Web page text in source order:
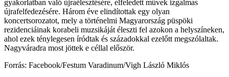
gyakorlatban való újraélesztésére, elfeledett művek izgalmas
újrafelfedezésére. Három éve elindítottak egy olyan
koncertsorozatot, mely a történelmi Magyarország püspöki
rezidenciáinak korabeli muzsikáját éleszti fel azokon a helyszíneken,
ahol ezek ténylegesen íródtak és századokkal ezelőtt megszólaltak.
Nagyváradra most jöttek e céllal először.
Forrás: Facebook/Festum Varadinum/Vigh László Miklós